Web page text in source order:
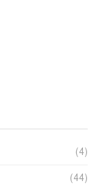
(4)
(44)